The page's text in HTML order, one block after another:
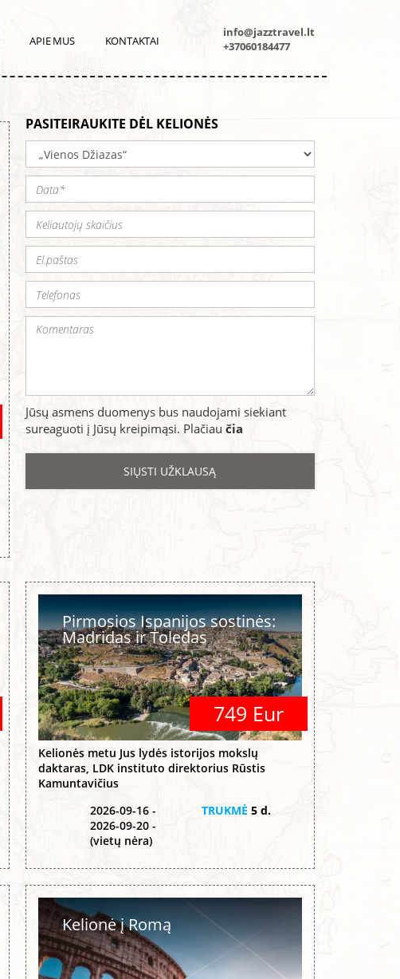
info@jazztravel.lt
+37060184477
APIE MUS KONTAKTAI
PASITEIRAUKITE DĖL KELIONĖS
Jūsų asmens duomenys bus naudojami siekiant
sureaguoti į Jūsų kreipimąsi. Plačiau čia
Pirmosios Ispanijos sostinės:
Madridas ir Toledas
749 Eur
Kelionės metu Jus lydės istorijos mokslų
daktaras, LDK instituto direktorius Rūstis
Kamuntavičius
2026-09-16 -
2026-09-20 -
(vietų nėra)
TRUKMĖ 5 d.
Kelionė į Romą